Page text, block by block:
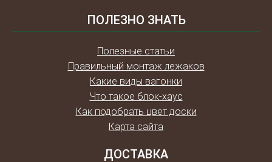
ПОЛЕЗНО ЗНАТЬ
Полезные статьи
Правильный монтаж лежаков
Какие виды вагонки
Что такое блок-хаус
Как подобрать цвет доски
Карта сайта
ДОСТАВКА